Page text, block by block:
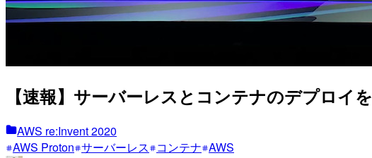
【速報】サーバーレスとコンテナのデプロ
AWS re:Invent 2020
AWS Proton サーバーレス コンテナ AWS